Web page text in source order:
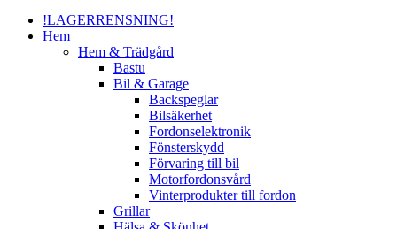
!LAGERRENSNING!
Hem
Hem & Trädgård
Bastu
Bil & Garage
Backspeglar
Bilsäkerhet
Fordonselektronik
Fönsterskydd
Förvaring till bil
Motorfordonsvård
Vinterprodukter till fordon
Grillar